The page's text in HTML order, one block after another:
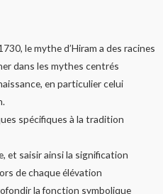
le mythe d’Hiram a des racines
dans les mythes centrés
en particulier celui
spécifiques à la tradition
et saisir ainsi la signification
de chaque élévation
la fonction symbolique